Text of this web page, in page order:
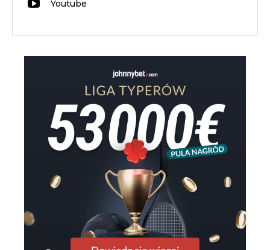
Youtube